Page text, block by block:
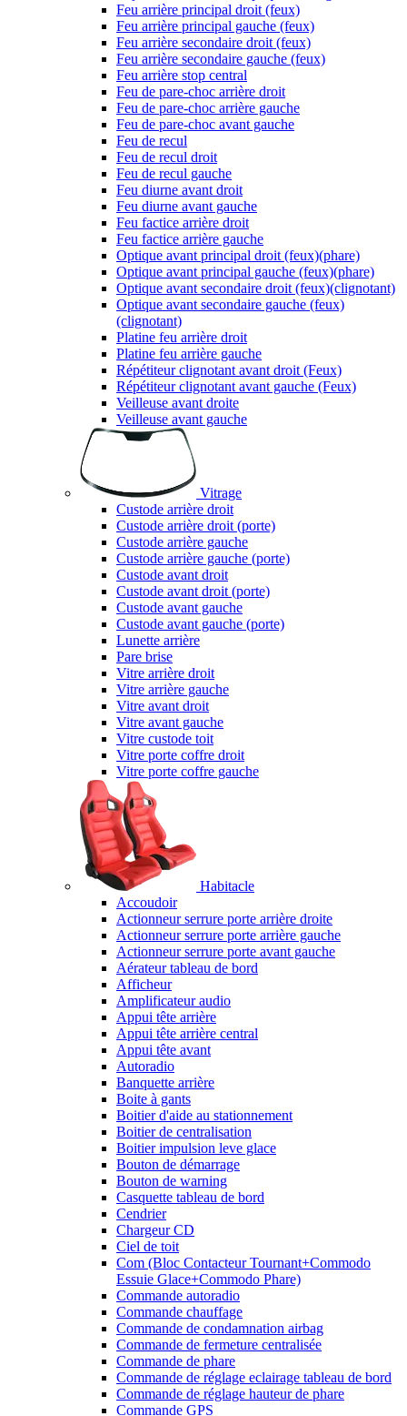
Feu arrière principal droit (feux)
Feu arrière principal gauche (feux)
Feu arrière secondaire droit (feux)
Feu arrière secondaire gauche (feux)
Feu arrière stop central
Feu de pare-choc arrière droit
Feu de pare-choc arrière gauche
Feu de pare-choc avant gauche
Feu de recul
Feu de recul droit
Feu de recul gauche
Feu diurne avant droit
Feu diurne avant gauche
Feu factice arrière droit
Feu factice arrière gauche
Optique avant principal droit (feux)(phare)
Optique avant principal gauche (feux)(phare)
Optique avant secondaire droit (feux)(clignotant)
Optique avant secondaire gauche (feux)
(clignotant)
Platine feu arrière droit
Platine feu arrière gauche
Répétiteur clignotant avant droit (Feux)
Répétiteur clignotant avant gauche (Feux)
Veilleuse avant droite
Veilleuse avant gauche
Vitrage
Custode arrière droit
Custode arrière droit (porte)
Custode arrière gauche
Custode arrière gauche (porte)
Custode avant droit
Custode avant droit (porte)
Custode avant gauche
Custode avant gauche (porte)
Lunette arrière
Pare brise
Vitre arrière droit
Vitre arrière gauche
Vitre avant droit
Vitre avant gauche
Vitre custode toit
Vitre porte coffre droit
Vitre porte coffre gauche
Habitacle
Accoudoir
Actionneur serrure porte arrière droite
Actionneur serrure porte arrière gauche
Actionneur serrure porte avant gauche
Aérateur tableau de bord
Afficheur
Amplificateur audio
Appui tête arrière
Appui tête arrière central
Appui tête avant
Autoradio
Banquette arrière
Boite à gants
Boitier d'aide au stationnement
Boitier de centralisation
Boitier impulsion leve glace
Bouton de démarrage
Bouton de warning
Casquette tableau de bord
Cendrier
Chargeur CD
Ciel de toit
Com (Bloc Contacteur Tournant+Commodo
Essuie Glace+Commodo Phare)
Commande autoradio
Commande chauffage
Commande de condamnation airbag
Commande de fermeture centralisée
Commande de phare
Commande de réglage eclairage tableau de bord
Commande de réglage hauteur de phare
Commande GPS